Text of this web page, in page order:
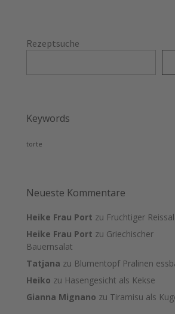
Rezeptsuche
Keywords
torte
Neueste Kommentare
Heike Frau Port zu Fruchtiger
Heike Frau Port zu Griechischer
Bauernsalat
Tatjana zu Blumentopf Pralinen
Heiko zu Hasengesicht als Kekse
Gianna Mignano zu Tiramisu als